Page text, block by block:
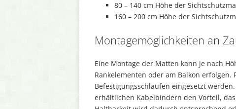
80 – 140 cm Höhe der
160 – 200 cm Höhe der
Montagemöglichkeiten an
Eine Montage der Matten kann je nach
Rankelementen oder am Balkon
Befestigungsschlaufen eingesetzt
erhältlichen Kabelbindern den Vorteil,